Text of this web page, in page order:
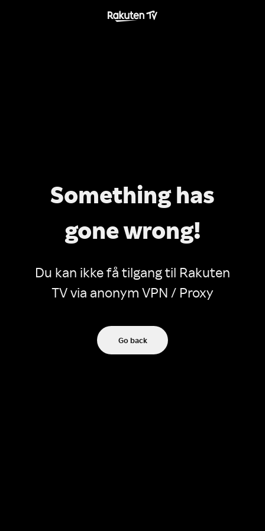
Something has
gone wrong!
Du kan ikke få tilgang til Rakuten
TV via anonym VPN / Proxy
Go back